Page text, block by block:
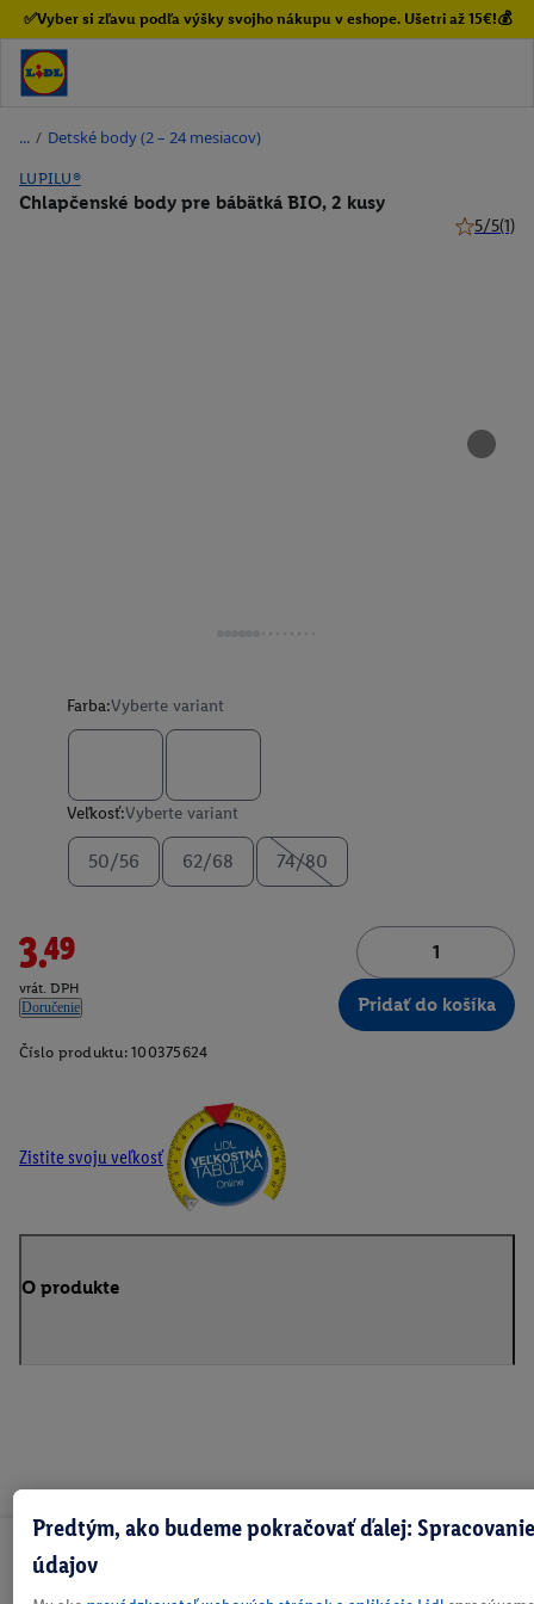
✅Vyber si zľavu podľa výšky svojho nákupu v eshope. Ušetri až 15€!💰
/ Detské body (2 – 24 mesiacov)
LUPILU®
Chlapčenské body pre bábätká BIO, 2 kusy
5/5(1)
Farba:Vyberte variant
Veľkosť:Vyberte variant
50/56 62/68 74/80
3.49
vrát. DPH
Doručenie
Pridať do košíka
Číslo produktu: 100375624
Zistite svoju veľkosť
O produkte
Predtým, ako budeme pokračovať ďalej:
údajov